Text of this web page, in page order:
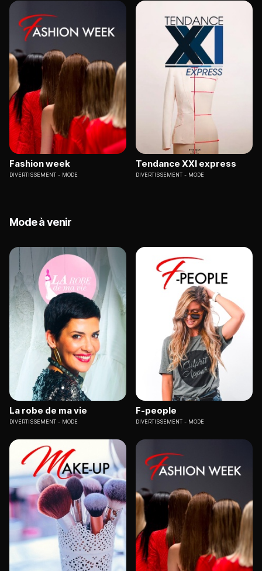
Fashion week
DIVERTISSEMENT MODE
Tendance XXI express
DIVERTISSEMENT MODE
Mode à venir
La robe de ma vie
DIVERTISSEMENT MODE
F-people
DIVERTISSEMENT MODE